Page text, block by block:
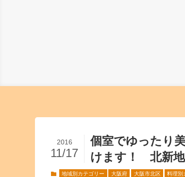
個室でゆったり
けます！ 北新
2016
11/17
地域別カテゴリー 大阪府 大阪市北区 料理別